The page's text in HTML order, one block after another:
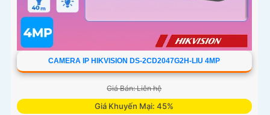
CAMERA IP HIKVISION DS-2CD2047G2H-LIU 4MP
Giá Bán: Liên hệ
Giá Khuyến Mại: 45%